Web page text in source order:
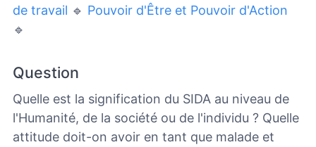
de travail 🔹 Pouvoir d'Être et Pouvoir d'Action
🔹
Question
Quelle est la signification du SIDA au niveau de
l'Humanité, de la société ou de l'individu ? Quelle
attitude doit-on avoir en tant que malade et